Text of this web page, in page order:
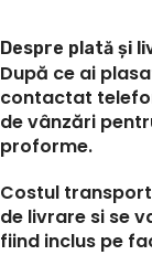
Despre plată și
După ce ai
contactat
de vânzări
proforme.
Costul
de livrare si se
fiind inclus pe